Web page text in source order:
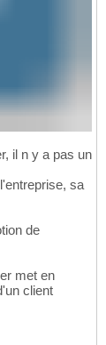
il n y a pas un
sa
de
met en
client